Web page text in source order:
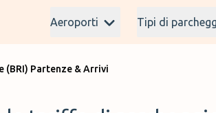
Aeroporti Tipi di
(BRI) Partenze & Arrivi